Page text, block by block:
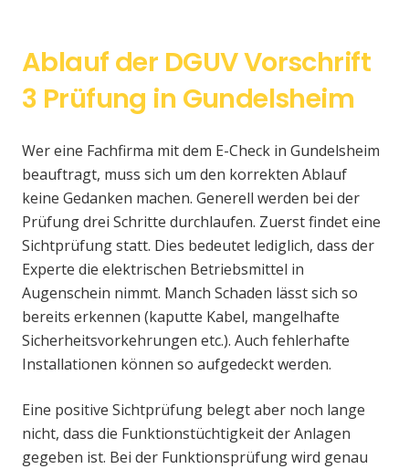
Ablauf der DGUV Vorschrift
3 Prüfung in Gundelsheim
Wer eine Fachfirma mit dem E-Check in Gundelsheim
beauftragt, muss sich um den korrekten Ablauf
keine Gedanken machen. Generell werden bei der
Prüfung drei Schritte durchlaufen. Zuerst findet eine
Sichtprüfung statt. Dies bedeutet lediglich, dass der
Experte die elektrischen Betriebsmittel in
Augenschein nimmt. Manch Schaden lässt sich so
bereits erkennen (kaputte Kabel, mangelhafte
Sicherheitsvorkehrungen etc.). Auch fehlerhafte
Installationen können so aufgedeckt werden.
Eine positive Sichtprüfung belegt aber noch lange
nicht, dass die Funktionstüchtigkeit der Anlagen
gegeben ist. Bei der Funktionsprüfung wird genau